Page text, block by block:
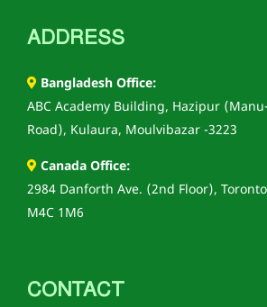
ADDRESS
Bangladesh Office:
ABC Academy Building, Hazipur
Road), Kulaura, Moulvibazar -3223
Canada Office:
2984 Danforth Ave. (2nd Floor),
M4C 1M6
CONTACT